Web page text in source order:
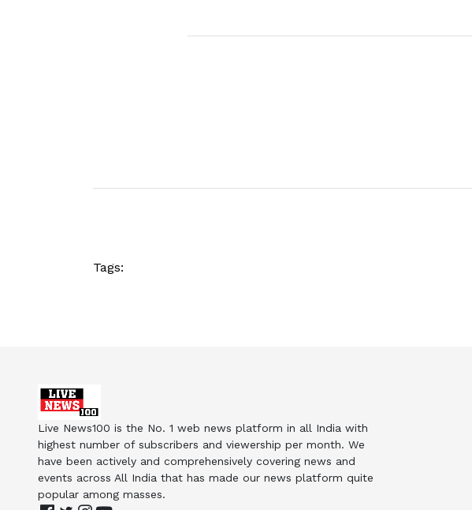
Tags:
Live News100 is the No. 1 web news platform in all India with
highest number of subscribers and viewership per month. We
have been actively and comprehensively covering news and
events across All India that has made our news platform quite
popular among masses.